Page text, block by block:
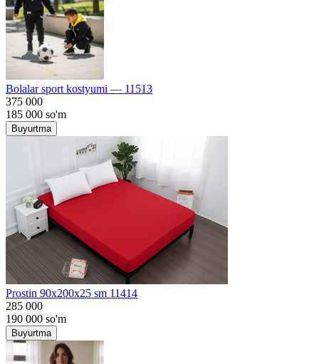
Bolalar sport kostyumi — 11513
375 000
185 000 so'm
Buyurtma
Prostin 90x200x25 sm 11414
285 000
190 000 so'm
Buyurtma